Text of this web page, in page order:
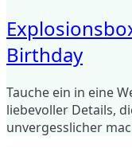
Birthday
Tauche ein in eine
liebevoller Details,
unvergesslicher